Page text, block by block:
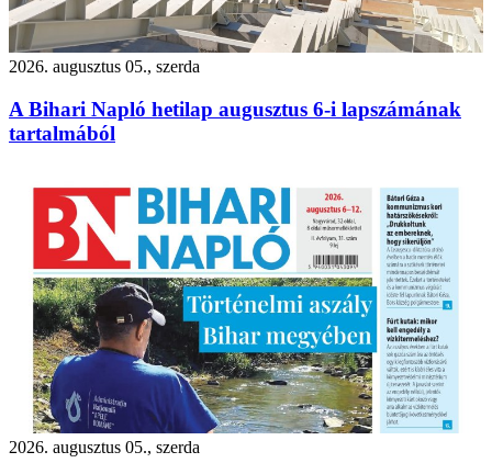
2026. augusztus 05., szerda
A Bihari Napló hetilap augusztus 6-i lapszámának
tartalmából
2026. augusztus 05., szerda